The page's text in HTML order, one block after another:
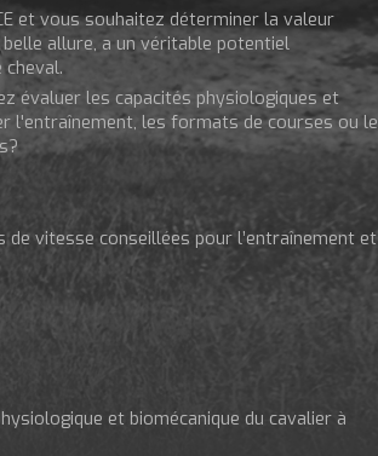
et vous souhaitez déterminer la valeur
allure, a un véritable potentiel
évaluer les capacités physiologiques et
l'entraînement, les formats de courses ou le
vitesse conseillées pour l’entraînement et
et biomécanique du cavalier à